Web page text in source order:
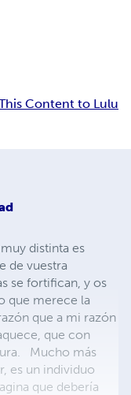
Content to Lulu
distinta es
de vuestra
se fortifican, y os
que merece la
que a mi razón
que con
Mucho más
es un individuo
que debería